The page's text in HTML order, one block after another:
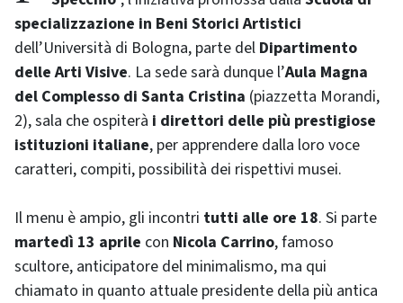
specializzazione in Beni Storici Artistici
dell’Università di Bologna, parte del Dipartimento
delle Arti Visive. La sede sarà dunque l’Aula Magna
del Complesso di Santa Cristina (piazzetta Morandi,
2), sala che ospiterà i direttori delle più prestigiose
istituzioni italiane, per apprendere dalla loro voce
caratteri, compiti, possibilità dei rispettivi musei.
Il menu è ampio, gli incontri tutti alle ore 18. Si parte
martedì 13 aprile con Nicola Carrino, famoso
scultore, anticipatore del minimalismo, ma qui
chiamato in quanto attuale presidente della più antica